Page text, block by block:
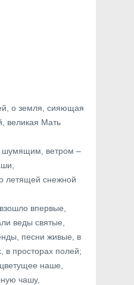
о земля, сияющая
великая Мать
ветром –
летящей снежной
впервые,
веды святые,
песни живые, в
в просторах полей;
наше,
чашу,